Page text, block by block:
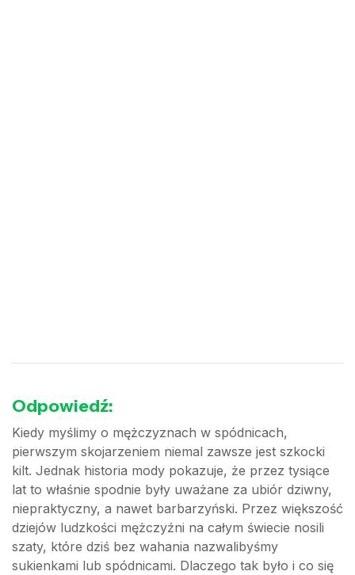
Odpowiedź:
Kiedy myślimy o mężczyznach w spódnicach,
pierwszym skojarzeniem niemal zawsze jest szkocki
kilt. Jednak historia mody pokazuje, że przez tysiące
lat to właśnie spodnie były uważane za ubiór dziwny,
niepraktyczny, a nawet barbarzyński. Przez większość
dziejów ludzkości mężczyźni na całym świecie nosili
szaty, które dziś bez wahania nazwalibyśmy
sukienkami lub spódnicami. Dlaczego tak było i co się